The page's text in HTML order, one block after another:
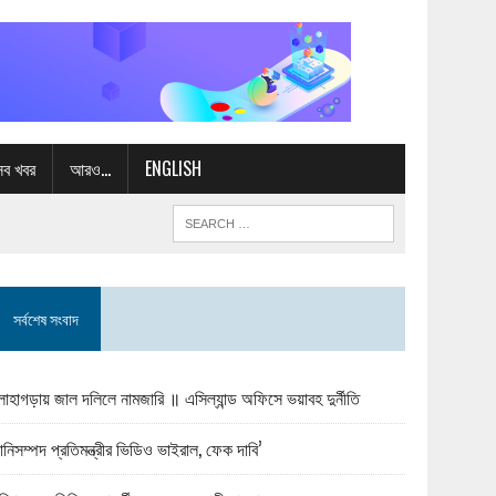
খবর আরও… ENGLISH
সর্বশেষ সংবাদ
জাল দলিলে নামজারি ॥ এসিল্যান্ড অফিসে ভয়াবহ দুর্নীতি
প্রতিমন্ত্রীর ভিডিও ভাইরাল, ফেক দাবি’